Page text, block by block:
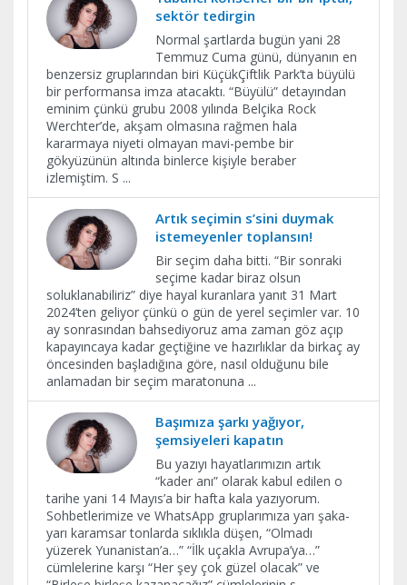
sektör tedirgin
Normal şartlarda bugün yani 28
Temmuz Cuma günü, dünyanın en
benzersiz gruplarından biri KüçükÇiftlik Park’ta büyülü
bir performansa imza atacaktı. “Büyülü” detayından
eminim çünkü grubu 2008 yılında Belçika Rock
Werchter’de, akşam olmasına rağmen hala
kararmaya niyeti olmayan mavi-pembe bir
gökyüzünün altında binlerce kişiyle beraber
izlemiştim. S ...
Artık seçimin s’sini duymak
istemeyenler toplansın!
Bir seçim daha bitti. “Bir sonraki
seçime kadar biraz olsun
soluklanabiliriz” diye hayal kuranlara yanıt 31 Mart
2024’ten geliyor çünkü o gün de yerel seçimler var. 10
ay sonrasından bahsediyoruz ama zaman göz açıp
kapayıncaya kadar geçtiğine ve hazırlıklar da birkaç ay
öncesinden başladığına göre, nasıl olduğunu bile
anlamadan bir seçim maratonuna ...
Başımıza şarkı yağıyor,
şemsiyeleri kapatın
Bu yazıyı hayatlarımızın artık
“kader anı” olarak kabul edilen o
tarihe yani 14 Mayıs’a bir hafta kala yazıyorum.
Sohbetlerimize ve WhatsApp gruplarımıza yarı şaka-
yarı karamsar tonlarda sıklıkla düşen, “Olmadı
yüzerek Yunanistan’a…” “İlk uçakla Avrupa’ya…”
cümlelerine karşı “Her şey çok güzel olacak” ve